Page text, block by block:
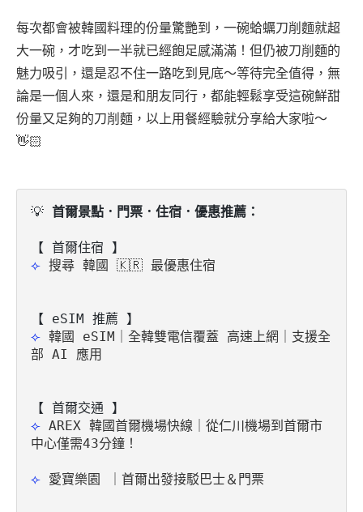
每次都會被韓國料理的份量驚艷到，一碗蛤蠣刀削麵就超
大一碗，才吃到一半就已經飽足感滿滿！但仍被刀削麵的
魅力吸引，還是忍不住一路吃到見底～等待完全值得，無
論是一個人來，還是和朋友同行，都能輕鬆享受這碗鮮甜
份量又足夠的刀削麵，以上用餐經驗就分享給大家啦～
👋🏻
💡 首爾景點．門票．住宿．優惠推薦：
⟣ 搜尋 韓國 🇰🇷 最優惠住宿
【 eSIM 推薦 】
⟣ 韓國 eSIM｜全韓雙電信覆蓋 高速上網｜支援全
部 AI 應用
⟣ AREX 韓國首爾機場快線｜從仁川機場到首爾市
中心僅需43分鐘！
⟣ 愛寶樂園 ｜首爾出發接駁巴士＆門票